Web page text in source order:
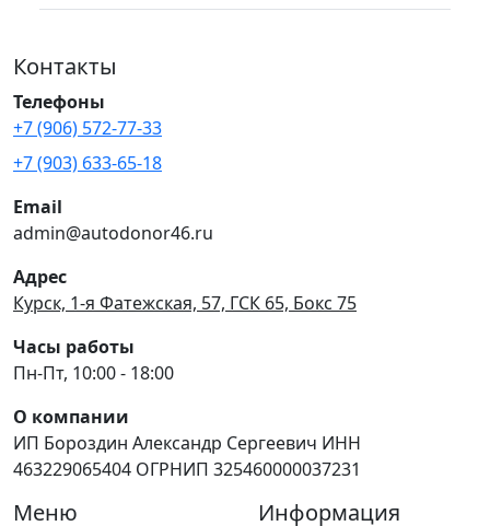
Контакты
Телефоны
+7 (906) 572-77-33
+7 (903) 633-65-18
Email
admin@autodonor46.ru
Адрес
Курск, 1-я Фатежская, 57, ГСК 65, Бокс 75
Часы работы
Пн-Пт, 10:00 - 18:00
О компании
ИП Бороздин Александр Сергеевич ИНН
463229065404 ОГРНИП 325460000037231
Меню Информация